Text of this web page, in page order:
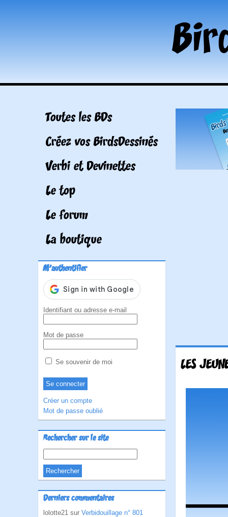
Toutes les BDs
Créez vos BirdsDessinés
Verbi et Devinettes
Le top
Le forum
La boutique
M'authentifier
Identifiant ou adresse e-mail
Mot de passe
Se souvenir de moi
Créer un compte
Mot de passe oublié
Rechercher sur le site
Derniers commentaires
lolotte21 sur Verbidouillage n° 801
LES